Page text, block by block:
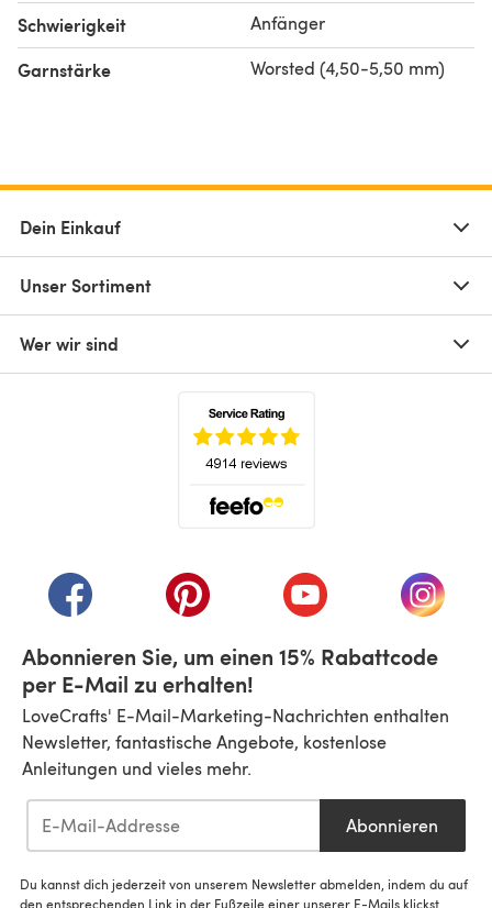
Schwierigkeit Anfänger
Garnstärke Worsted (4,50-5,50 mm)
Dein Einkauf
Unser Sortiment
Wer wir sind
(öffnet sich in einem neuen Tab)
(öffnet sich in einem neuen Tab)
(öffnet sich in einem
(öffnet
Abonnieren Sie, um einen 15% Rabattcode
per E-Mail zu erhalten!
LoveCrafts' E-Mail-Marketing-Nachrichten enthalten
Newsletter, fantastische Angebote, kostenlose
Anleitungen und vieles mehr.
Abonnieren
Du kannst dich jederzeit von unserem Newsletter abmelden, indem du auf
den entsprechenden Link in der Fußzeile einer unserer E-Mails klickst.